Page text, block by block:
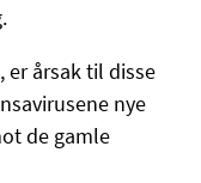
er årsak til disse
nye
de gamle